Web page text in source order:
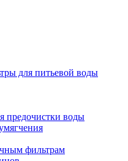
для питьевой воды
предочистки воды
фильтрам